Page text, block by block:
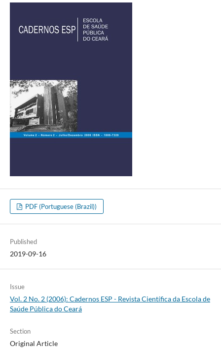
PDF (Portuguese (Brazil))
Published
2019-09-16
Issue
Vol. 2 No. 2 (2006): Cadernos ESP - Revista Cientí­fica da Escola de
Saúde Pública do Ceará
Section
Original Article